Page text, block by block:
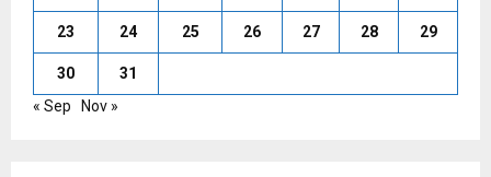
23 24 25 26 27 28 29
30
31
« Sep
Nov »